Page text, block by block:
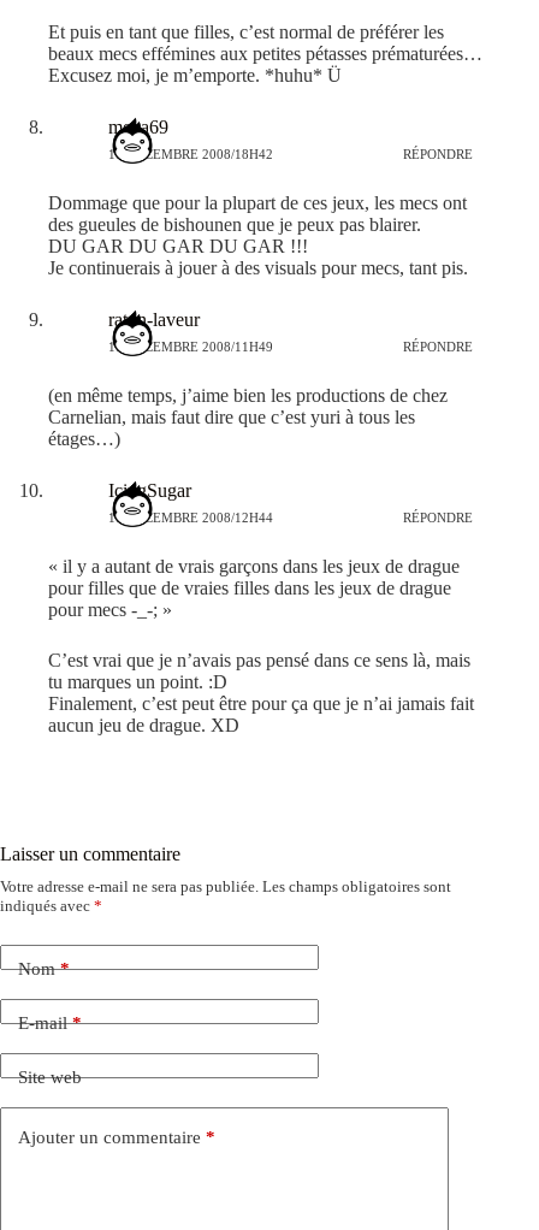
Et puis en tant que filles, c’est normal de préférer les
beaux mecs effémines aux petites pétasses prématurées…
Excusez moi, je m’emporte. *huhu* Ü
mega69
16 DÉCEMBRE 2008/18H42 RÉPONDRE
Dommage que pour la plupart de ces jeux, les mecs ont
des gueules de bishounen que je peux pas blairer.
DU GAR DU GAR DU GAR !!!
Je continuerais à jouer à des visuals pour mecs, tant pis.
raton-laveur
17 DÉCEMBRE 2008/11H49 RÉPONDRE
(en même temps, j’aime bien les productions de chez
Carnelian, mais faut dire que c’est yuri à tous les
étages…)
IcingSugar
17 DÉCEMBRE 2008/12H44 RÉPONDRE
« il y a autant de vrais garçons dans les jeux de drague
pour filles que de vraies filles dans les jeux de drague
pour mecs -_-; »
C’est vrai que je n’avais pas pensé dans ce sens là, mais
tu marques un point. :D
Finalement, c’est peut être pour ça que je n’ai jamais fait
aucun jeu de drague. XD
Laisser un commentaire
Votre adresse e-mail ne sera pas publiée. Les champs obligatoires sont
indiqués avec *
Nom*
E-mail*
Site web
Ajouter un commentaire *